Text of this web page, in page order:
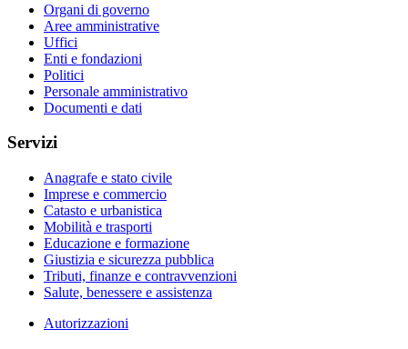
Organi di governo
Aree amministrative
Uffici
Enti e fondazioni
Politici
Personale amministrativo
Documenti e dati
Servizi
Anagrafe e stato civile
Imprese e commercio
Catasto e urbanistica
Mobilità e trasporti
Educazione e formazione
Giustizia e sicurezza pubblica
Tributi, finanze e contravvenzioni
Salute, benessere e assistenza
Autorizzazioni